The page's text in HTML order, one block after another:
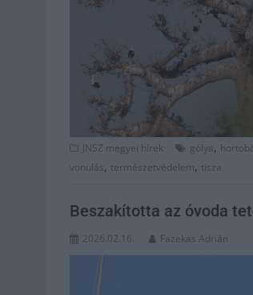
JNSZ megyei hírek gólya,
vonulás, természetvédelem, tisza
Beszakította az óvoda
2026.02.16. Fazekas Adrián